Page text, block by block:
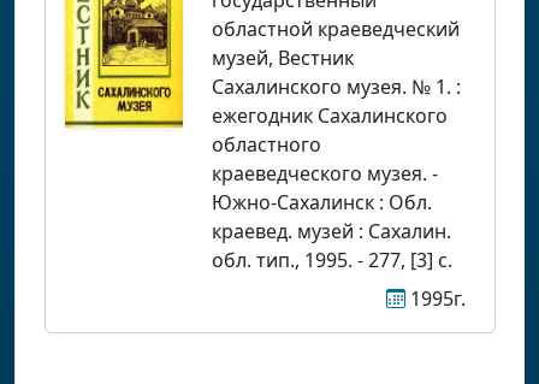
областной краеведческий
музей, Вестник
Сахалинского музея. № 1. :
ежегодник Сахалинского
областного
краеведческого музея. -
Южно-Сахалинск : Обл.
краевед. музей : Сахалин.
обл. тип., 1995. - 277, [3] с.
1995г.